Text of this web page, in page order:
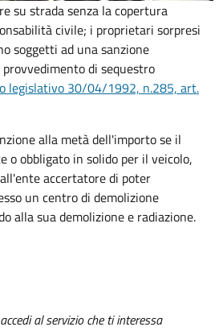
su strada senza la copertura
civile; i proprietari sorpresi
soggetti ad una sanzione
di sequestro
legislativo 30/04/1992, n.285, art.
alla metà dell'importo se il
o obbligato in solido per il veicolo,
accertatore di poter
un centro di demolizione
alla sua demolizione e radiazione.
al servizio che ti interessa